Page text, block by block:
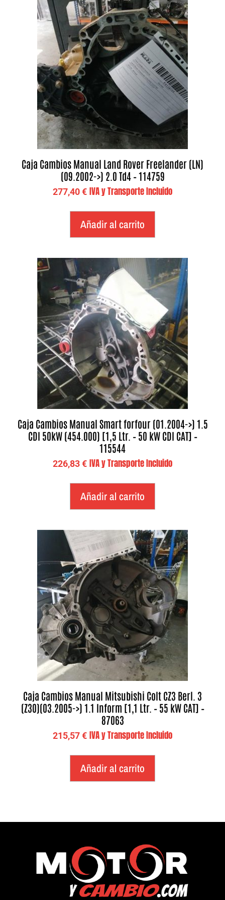
Caja Cambios Manual Land Rover Freelander (LN)
(09.2002->) 2.0 Td4 – 114759
277,40€ IVA y Transporte Incluido
Añadir al carrito
Caja Cambios Manual Smart forfour (01.2004->) 1.5
CDI 50kW (454.000) [1,5 Ltr. – 50 kW CDI CAT] –
115544
226,83€ IVA y Transporte Incluido
Añadir al carrito
Caja Cambios Manual Mitsubishi Colt CZ3 Berl. 3
(Z30)(03.2005->) 1.1 Inform [1,1 Ltr. – 55 kW CAT] –
87063
215,57€ IVA y Transporte Incluido
Añadir al carrito